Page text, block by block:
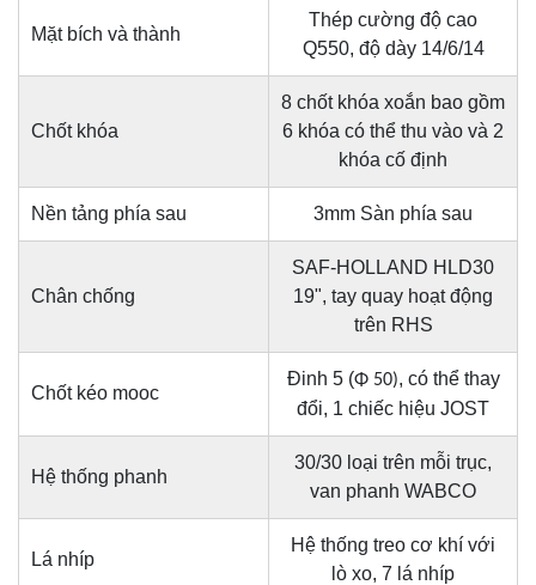
Mặt bích và thành
Thép cường độ cao
Q550, độ dày 14/6/14
Chốt khóa
8 chốt khóa xoắn bao gồm
6 khóa có thể thu vào và 2
khóa cố định
Nền tảng phía sau 3mm Sàn phía sau
Chân chống
SAF-HOLLAND HLD30
19", tay quay hoạt động
trên RHS
Chốt kéo mooc
Đinh 5 (Φ 50), có thể thay
đổi, 1 chiếc hiệu JOST
Hệ thống phanh
30/30 loại trên mỗi trục,
van phanh WABCO
Lá nhíp
Hệ thống treo cơ khí với
lò xo, 7 lá nhíp